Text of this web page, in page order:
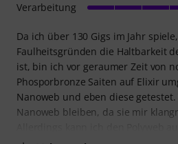
Da ich über 130 Gigs im Jahr
Faulheitsgründen die Haltbarkeit
ist, bin ich vor geraumer Zeit von
Phosporbronze Saiten auf Elixir
Nanoweb und eben diese
Nanoweb bleiben, da sie mir
Verarbeitung